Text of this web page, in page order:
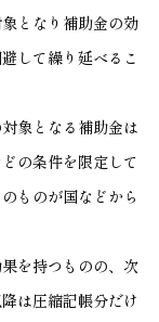
となり補助金の効
して繰り延べるこ
象となる補助金は
の条件を限定して
ものが国などから
を持つものの、次
は圧縮記帳分だけ